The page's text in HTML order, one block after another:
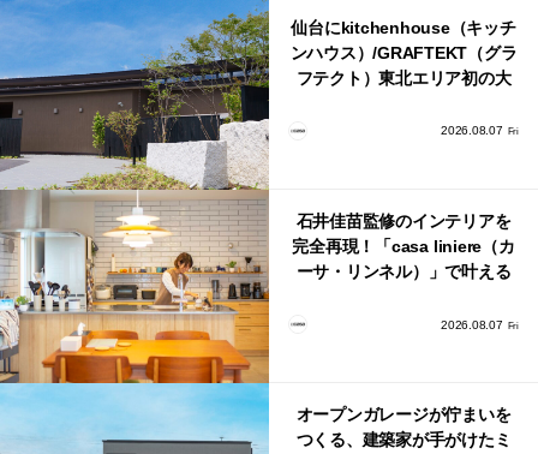
仙台にkitchenhouse（キッチ
ンハウス）/GRAFTEKT（グラ
フテクト）東北エリア初の大
2026.08.07 Fri
石井佳苗監修のインテリアを
完全再現！「casa liniere（カ
ーサ・リンネル）」で叶える
2026.08.07 Fri
オープンガレージが佇まいを
つくる、建築家が手がけたミ